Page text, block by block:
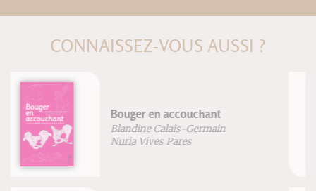
CONNAISSEZ-VOUS AUSSI ?
Atelier corps et mémoire
Janick Masse-Biron